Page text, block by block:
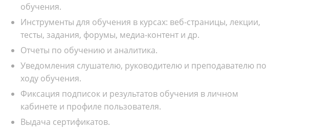
обучения.
Инструменты для обучения в курсах: веб-страницы, лекции,
тесты, задания, форумы, медиа-контент и др.
Отчеты по обучению и аналитика.
Уведомления слушателю, руководителю и преподавателю по
ходу обучения.
Фиксация подписок и результатов обучения в личном
кабинете и профиле пользователя.
Выдача сертификатов.